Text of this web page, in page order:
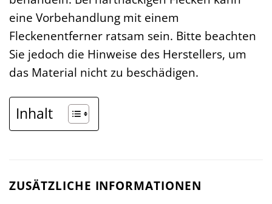
eine Vorbehandlung mit einem
Fleckenentferner ratsam sein. Bitte beachten
Sie jedoch die Hinweise des Herstellers, um
das Material nicht zu beschädigen.
Inhalt
ZUSÄTZLICHE INFORMATIONEN